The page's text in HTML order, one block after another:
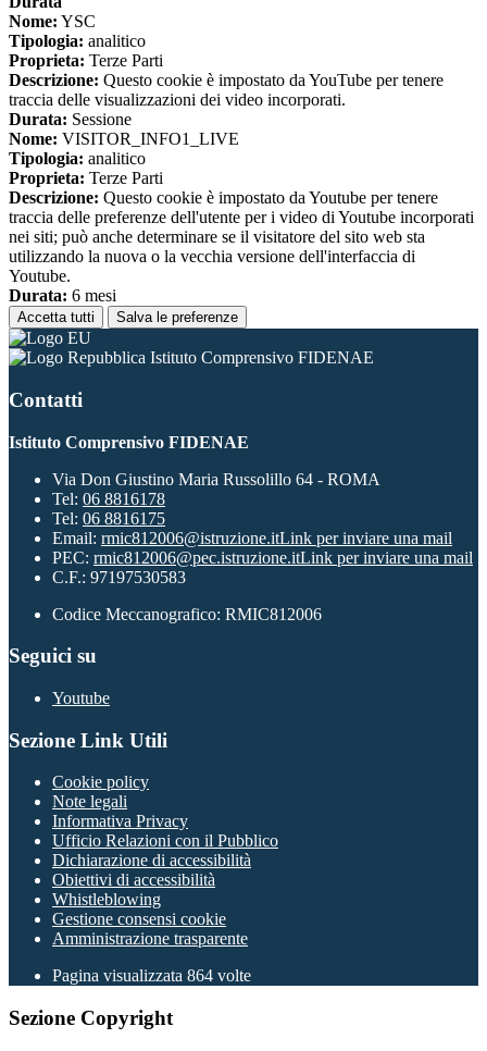
Nome: YSC
Tipologia: analitico
Proprieta: Terze Parti
Descrizione: Questo cookie è impostato da YouTube per tenere
traccia delle visualizzazioni dei video incorporati.
Durata: Sessione
Nome: VISITOR_INFO1_LIVE
Tipologia: analitico
Proprieta: Terze Parti
Descrizione: Questo cookie è impostato da Youtube per tenere
traccia delle preferenze dell'utente per i video di Youtube incorporati
nei siti; può anche determinare se il visitatore del sito web sta
utilizzando la nuova o la vecchia versione dell'interfaccia di
Youtube.
Durata: 6 mesi
Accetta tutti Salva le preferenze
Istituto Comprensivo FIDENAE
Contatti
Istituto Comprensivo FIDENAE
Via Don Giustino Maria Russolillo 64 - ROMA
Tel: 06 8816178
Tel: 06 8816175
Email: rmic812006@istruzione.itLink per inviare una mail
PEC: rmic812006@pec.istruzione.itLink per inviare una mail
C.F.: 97197530583
Codice Meccanografico: RMIC812006
Seguici su
Youtube
Sezione Link Utili
Cookie policy
Note legali
Informativa Privacy
Ufficio Relazioni con il Pubblico
Dichiarazione di accessibilità
Obiettivi di accessibilità
Whistleblowing
Gestione consensi cookie
Amministrazione trasparente
Pagina visualizzata 864 volte
Sezione Copyright